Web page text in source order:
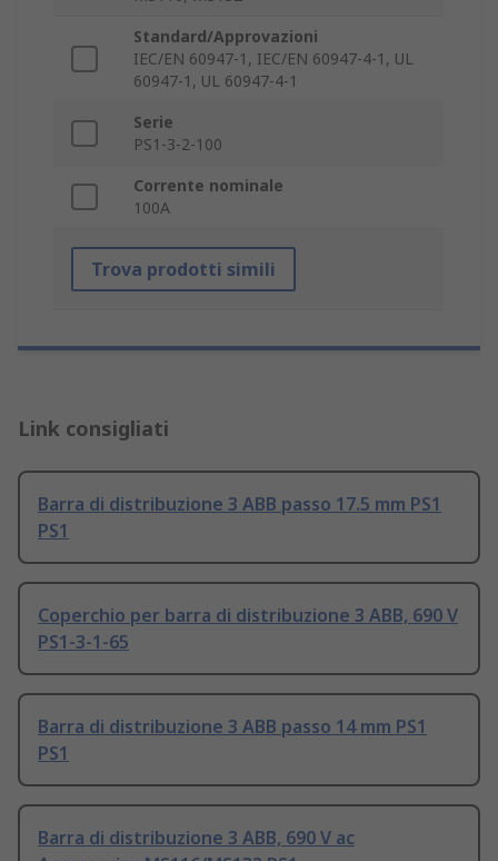
Standard/Approvazioni
IEC/EN 60947-1, IEC/EN 60947-4-1, UL
60947-1, UL 60947-4-1
Serie
PS1-3-2-100
Corrente nominale
100A
Trova prodotti simili
Link consigliati
Barra di distribuzione 3 ABB passo 17.5 mm PS1
PS1
Coperchio per barra di distribuzione 3 ABB, 690 V
PS1-3-1-65
Barra di distribuzione 3 ABB passo 14 mm PS1
PS1
Barra di distribuzione 3 ABB, 690 V ac